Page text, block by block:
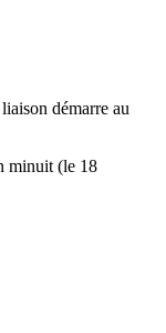
démarre au
minuit (le 18